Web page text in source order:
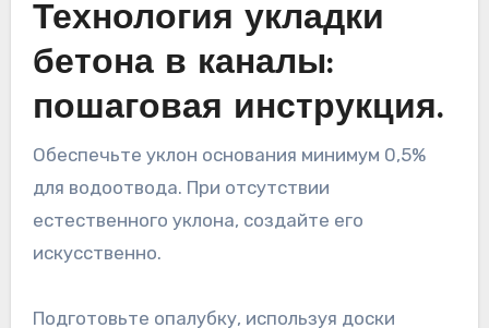
Технология укладки
бетона в каналы:
пошаговая инструкция.
Обеспечьте уклон основания минимум 0,5%
для водоотвода. При отсутствии
естественного уклона, создайте его
искусственно.
Подготовьте опалубку, используя доски